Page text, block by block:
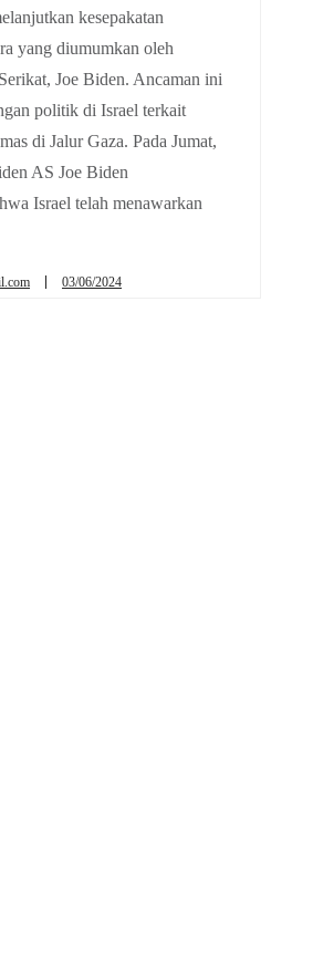
kesepakatan
yang diumumkan oleh
Joe Biden. Ancaman ini
politik di Israel terkait
di Jalur Gaza. Pada Jumat,
AS Joe Biden
Israel telah menawarkan
03/06/2024